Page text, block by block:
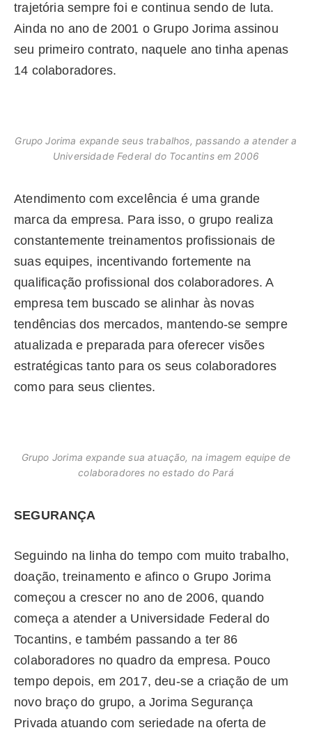
trajetória sempre foi e continua sendo de luta.
Ainda no ano de 2001 o Grupo Jorima assinou
seu primeiro contrato, naquele ano tinha apenas
14 colaboradores.
Grupo Jorima expande seus trabalhos, passando a atender a
Universidade Federal do Tocantins em 2006
Atendimento com excelência é uma grande
marca da empresa. Para isso, o grupo realiza
constantemente treinamentos profissionais de
suas equipes, incentivando fortemente na
qualificação profissional dos colaboradores. A
empresa tem buscado se alinhar às novas
tendências dos mercados, mantendo-se sempre
atualizada e preparada para oferecer visões
estratégicas tanto para os seus colaboradores
como para seus clientes.
Grupo Jorima expande sua atuação, na imagem equipe de
colaboradores no estado do Pará
SEGURANÇA
Seguindo na linha do tempo com muito trabalho,
doação, treinamento e afinco o Grupo Jorima
começou a crescer no ano de 2006, quando
começa a atender a Universidade Federal do
Tocantins, e também passando a ter 86
colaboradores no quadro da empresa. Pouco
tempo depois, em 2017, deu-se a criação de um
novo braço do grupo, a Jorima Segurança
Privada atuando com seriedade na oferta de